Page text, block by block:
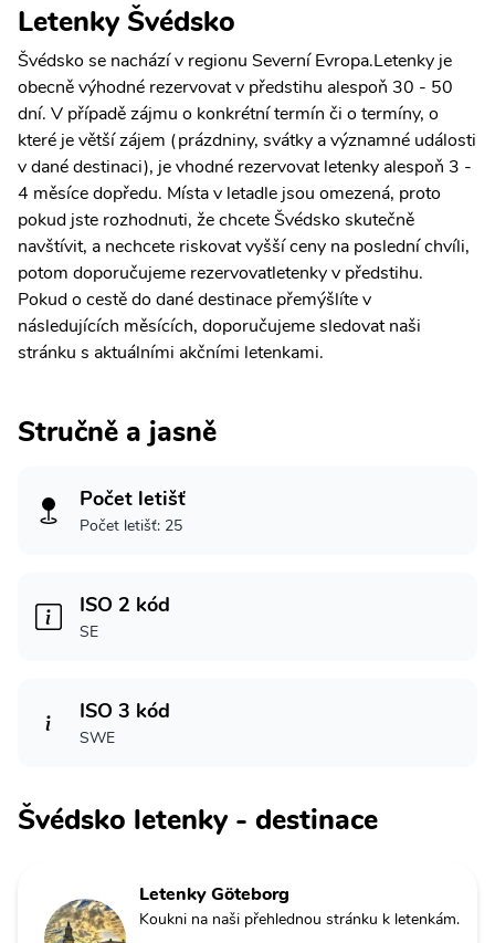
Letenky Švédsko
Švédsko se nachází v regionu Severní Evropa.Letenky je
obecně výhodné rezervovat v předstihu alespoň 30 - 50
dní. V případě zájmu o konkrétní termín či o termíny, o
které je větší zájem (prázdniny, svátky a významné události
v dané destinaci), je vhodné rezervovat letenky alespoň 3 -
4 měsíce dopředu. Místa v letadle jsou omezená, proto
pokud jste rozhodnuti, že chcete Švédsko skutečně
navštívit, a nechcete riskovat vyšší ceny na poslední chvíli,
potom doporučujeme rezervovatletenky v předstihu.
Pokud o cestě do dané destinace přemýšlíte v
následujících měsících, doporučujeme sledovat naši
stránku s aktuálními akčními letenkami.
Stručně a jasně
Počet letišť
Počet letišť: 25
ISO 2 kód
SE
ISO 3 kód
SWE
Švédsko letenky - destinace
Letenky Göteborg
Koukni na naši přehlednou stránku k letenkám.